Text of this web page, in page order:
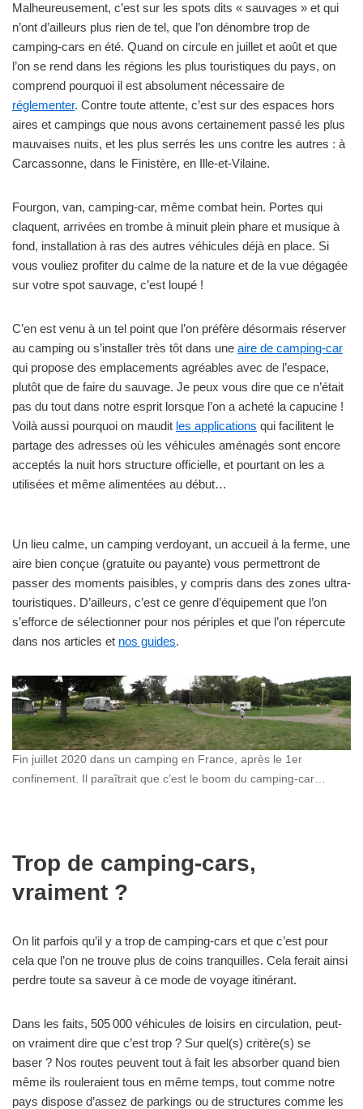
Malheureusement, c’est sur les spots dits « sauvages » et qui
n’ont d’ailleurs plus rien de tel, que l’on dénombre trop de
camping-cars en été. Quand on circule en juillet et août et que
l’on se rend dans les régions les plus touristiques du pays, on
comprend pourquoi il est absolument nécessaire de
réglementer. Contre toute attente, c’est sur des espaces hors
aires et campings que nous avons certainement passé les plus
mauvaises nuits, et les plus serrés les uns contre les autres : à
Carcassonne, dans le Finistère, en Ille-et-Vilaine.
Fourgon, van, camping-car, même combat hein. Portes qui
claquent, arrivées en trombe à minuit plein phare et musique à
fond, installation à ras des autres véhicules déjà en place. Si
vous vouliez profiter du calme de la nature et de la vue dégagée
sur votre spot sauvage, c’est loupé !
C’en est venu à un tel point que l’on préfère désormais réserver
au camping ou s’installer très tôt dans une aire de camping-car
qui propose des emplacements agréables avec de l’espace,
plutôt que de faire du sauvage. Je peux vous dire que ce n’était
pas du tout dans notre esprit lorsque l’on a acheté la capucine !
Voilà aussi pourquoi on maudit les applications qui facilitent le
partage des adresses où les véhicules aménagés sont encore
acceptés la nuit hors structure officielle, et pourtant on les a
utilisées et même alimentées au début…
Un lieu calme, un camping verdoyant, un accueil à la ferme, une
aire bien conçue (gratuite ou payante) vous permettront de
passer des moments paisibles, y compris dans des zones ultra-
touristiques. D’ailleurs, c’est ce genre d’équipement que l’on
s’efforce de sélectionner pour nos périples et que l’on répercute
dans nos articles et nos guides.
Fin juillet 2020 dans un camping en France, après le 1er
confinement. Il paraîtrait que c’est le boom du camping-car…
Trop de camping-cars,
vraiment ?
On lit parfois qu’il y a trop de camping-cars et que c’est pour
cela que l’on ne trouve plus de coins tranquilles. Cela ferait ainsi
perdre toute sa saveur à ce mode de voyage itinérant.
Dans les faits, 505 000 véhicules de loisirs en circulation, peut-
on vraiment dire que c’est trop ? Sur quel(s) critère(s) se
baser ? Nos routes peuvent tout à fait les absorber quand bien
même ils rouleraient tous en même temps, tout comme notre
pays dispose d’assez de parkings ou de structures comme les